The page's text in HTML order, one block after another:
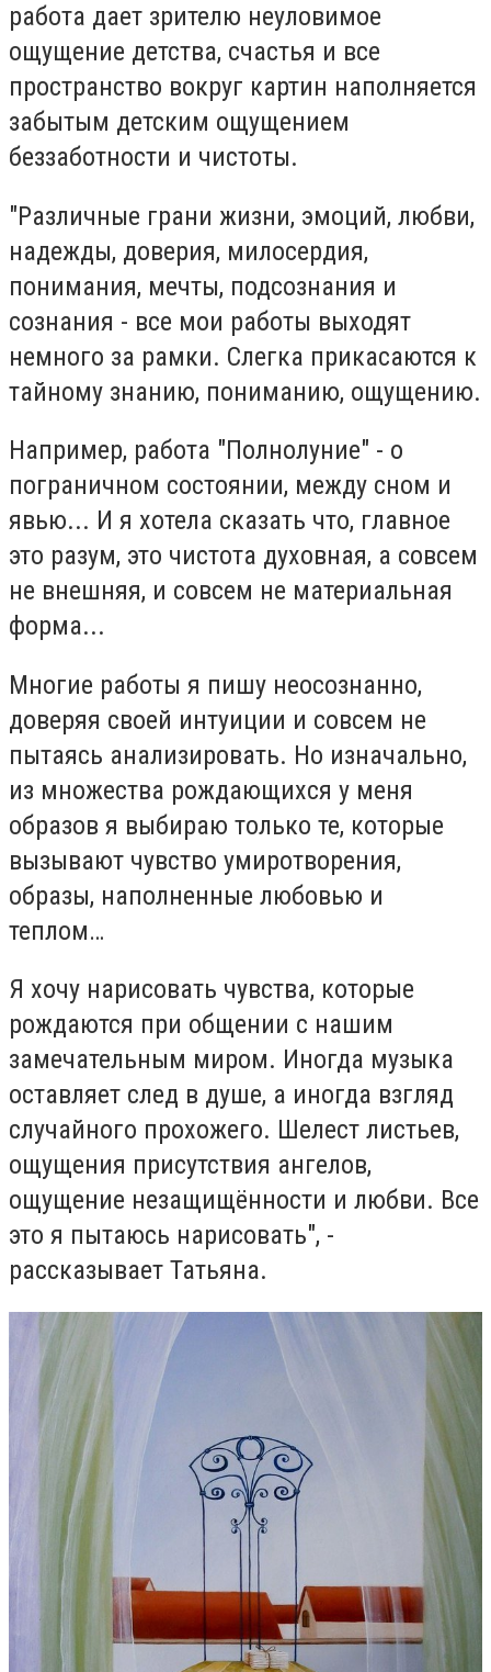
работа дает зрителю неуловимое
ощущение детства, счастья и все
пространство вокруг картин наполняется
забытым детским ощущением
беззаботности и чистоты.
"Различные грани жизни, эмоций, любви,
надежды, доверия, милосердия,
понимания, мечты, подсознания и
сознания - все мои работы выходят
немного за рамки. Слегка прикасаются к
тайному знанию, пониманию, ощущению.
Например, работа "Полнолуние" - о
пограничном состоянии, между сном и
явью... И я хотела сказать что, главное
это разум, это чистота духовная, а совсем
не внешняя, и совсем не материальная
форма...
Многие работы я пишу неосознанно,
доверяя своей интуиции и совсем не
пытаясь анализировать. Но изначально,
из множества рождающихся у меня
образов я выбираю только те, которые
вызывают чувство умиротворения,
образы, наполненные любовью и
теплом…
Я хочу нарисовать чувства, которые
рождаются при общении с нашим
замечательным миром. Иногда музыка
оставляет след в душе, а иногда взгляд
случайного прохожего. Шелест листьев,
ощущения присутствия ангелов,
ощущение незащищённости и любви. Все
это я пытаюсь нарисовать", -
рассказывает Татьяна.